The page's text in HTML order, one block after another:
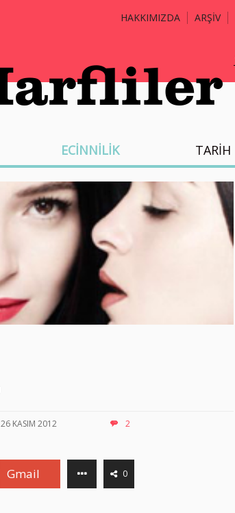
HAKKIMIZDA ARŞİV
ECİNNİLİK TARİH
26 KASIM 2012 2
Gmail 0